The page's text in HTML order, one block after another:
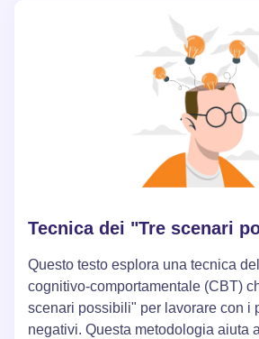
Tecnica dei "Tre scenari
Questo testo esplora una tecnica
cognitivo-comportamentale (CBT)
scenari possibili" per lavorare con i
negativi. Questa metodologia aiuta